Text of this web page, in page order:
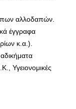
αλλοδαπών.
έγγραφα
κ.α.).
Υγειονομικές